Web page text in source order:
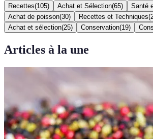
Recettes(105) Achat et Sélection(65) Santé
Achat de poisson(30) Recettes et Techniques(
Achat et sélection(25) Conservation(19)
Articles à la une